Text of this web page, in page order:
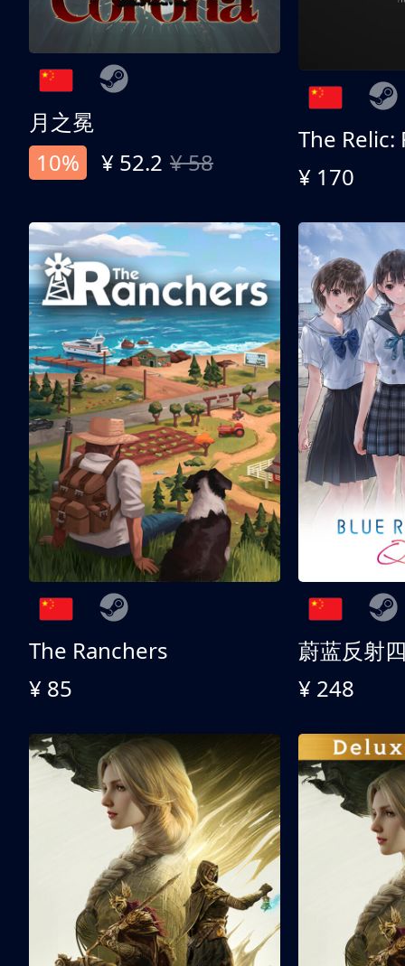
月之冕
10%
¥ 52.2 ¥ 58
The
¥ 170
The Ranchers
¥ 85
¥ 248